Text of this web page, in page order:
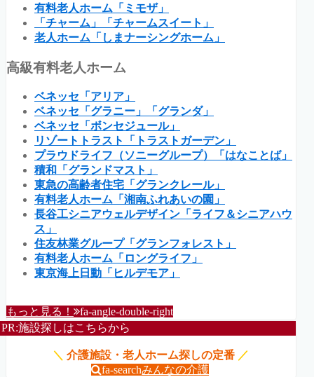
有料老人ホーム「ミモザ」
「チャーム」「チャームスイート」
老人ホーム「しまナーシングホーム」
高級有料老人ホーム
ベネッセ「アリア」
ベネッセ「グラニー」「グランダ」
ベネッセ「ボンセジュール」
リゾートトラスト「トラストガーデン」
プラウドライフ（ソニーグループ）「はなことば」
積和「グランドマスト」
東急の高齢者住宅「グランクレール」
有料老人ホーム「湘南ふれあいの園」
長谷工シニアウェルデザイン「ライフ＆シニアハウ
ス」
住友林業グループ「グランフォレスト」
有料老人ホーム「ロングライフ」
東京海上日動「ヒルデモア」
もっと見る！ fa-angle-double-right
PR:施設探しはこちらから
＼ 介護施設・老人ホーム探しの定番 ／
fa-searchみんなの介護